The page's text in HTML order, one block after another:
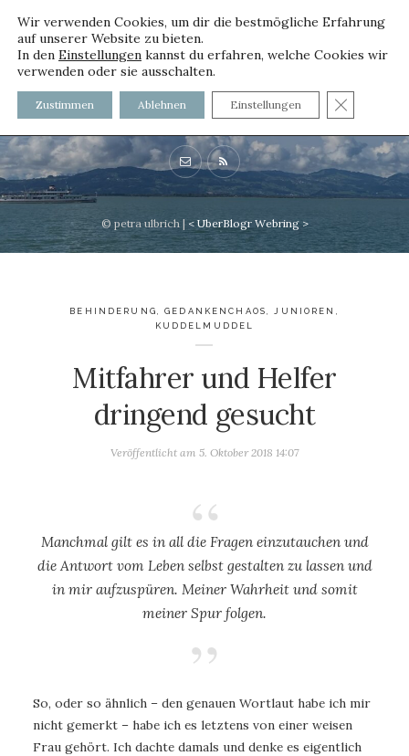
voller worte
mit und ohne Innenfutter
© petra ulbrich | < UberBlogr Webring >
BEHINDERUNG ,GEDANKENCHAOS JUNIOREN
KUDDELMUDDEL
Mitfahrer und Helfer
dringend gesucht
Veröffentlicht am 5. Oktober 2018 14:07
Manchmal gilt es in all die Fragen einzutauchen und
die Antwort vom Leben selbst gestalten zu lassen und
in mir aufzuspüren. Meiner Wahrheit und somit
meiner Spur folgen.
So, oder so ähnlich – den genauen Wortlaut habe ich mir
nicht gemerkt – habe ich es letztens von einer weisen
Frau gehört. Ich dachte damals und denke es eigentlich
Wir verwenden Cookies, um dir die bestmögliche Erfahrung
auf unserer Website zu bieten.
In den Einstellungen kannst du erfahren, welche Cookies wir
verwenden oder sie ausschalten.
Zustimmen Ablehnen Einstellungen GDPR